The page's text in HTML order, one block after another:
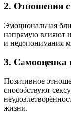
2. Отношения
Эмоциональная
напрямую влияют
и недопонимания
3. Самооценка
Позитивное
способствуют
жизни.